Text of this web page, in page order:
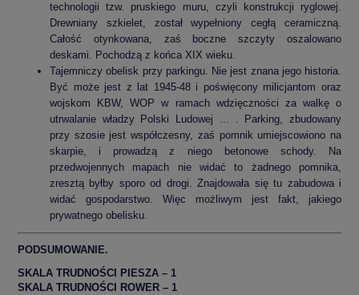
technologii tzw. pruskiego muru, czyli konstrukcji ryglowej.
Drewniany szkielet, został wypełniony cegłą ceramiczną.
Całość otynkowana, zaś boczne szczyty oszalowano
deskami. Pochodzą z końca XIX wieku.
Tajemniczy obelisk przy parkingu. Nie jest znana jego historia.
Być może jest z lat 1945-48 i poświęcony milicjantom oraz
wojskom KBW, WOP w ramach wdzięczności za walkę o
utrwalanie władzy Polski Ludowej ... . Parking, zbudowany
przy szosie jest współczesny, zaś pomnik umiejscowiono na
skarpie, i prowadzą z niego betonowe schody. Na
przedwojennych mapach nie widać to żadnego pomnika,
zresztą byłby sporo od drogi. Znajdowała się tu zabudowa i
widać gospodarstwo. Więc możliwym jest fakt, jakiego
prywatnego obelisku.
PODSUMOWANIE.
SKALA TRUDNOŚCI PIESZA – 1
SKALA TRUDNOŚCI ROWER – 1